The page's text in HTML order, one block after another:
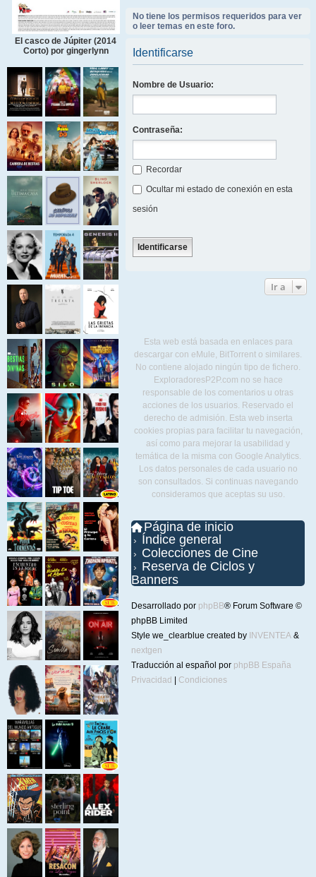
El casco de Júpiter (2014
Corto) por gingerlynn
No tiene los permisos requeridos para ver
o leer temas en este foro.
Identificarse
Nombre de Usuario:
Contraseña:
Recordar
Ocultar mi estado de conexión en esta
sesión
Ir a
Esta web está basada en enlaces para
descargar con eMule, BitTorrent o similares.
No contiene alojado ningún tipo de fichero.
ExploradoresP2P.com no se hace
responsable de los comentarios u otras
acciones de los usuarios. Reservado el
derecho de admisión. Esta web inserta
cookies propias para facilitar tu navegación,
así como para mejorar la usabilidad y
temática de la misma con Google Analytics.
Los datos personales de cada usuario no
son consultados. Si continuas navegando
consideramos que aceptas su uso.
Página de inicio
Índice general
Colecciones de Cine
Reserva de Ciclos y
Banners
Desarrollado por phpBB® Forum Software ©
phpBB Limited
Style we_clearblue created by INVENTEA &
nextgen
Traducción al español por phpBB España
Privacidad
Condiciones